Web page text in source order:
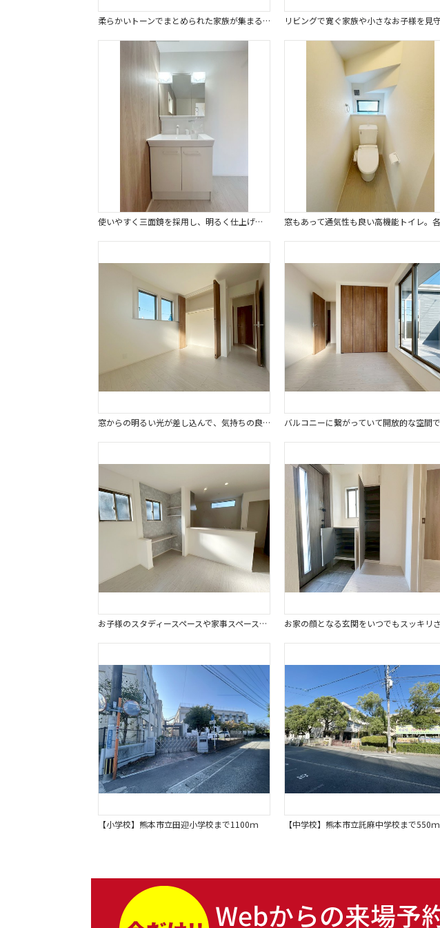
柔らかいトーンでまとめられた家族が集まる18.1帖のＬＤＫ。
使いやすく三面鏡を採用し、明るく仕上げました。毎日の気持ちも体もリフレッシュできます。
窓からの明るい光が差し込んで、気持ちの良い朝が迎えられます。
お子様のスタディースペースや家事スペースなどに使用できる空間。
【小学校】熊本市立田迎小学校まで1100ｍ 【中学校】熊本市立託麻中学校まで550ｍ